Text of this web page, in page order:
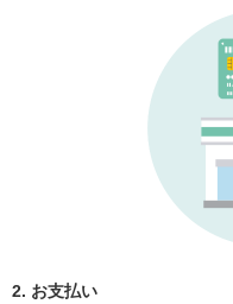
2. お支払い